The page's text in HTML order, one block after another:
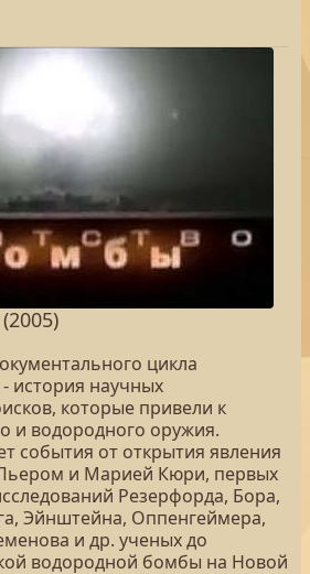
цикла
история научных
которые привели к
и водородного оружия.
события от открытия явления
и Марией Кюри, первых
Резерфорда, Бора,
Эйнштейна, Оппенгеймера,
и др. ученых до
водородной бомбы на Новой